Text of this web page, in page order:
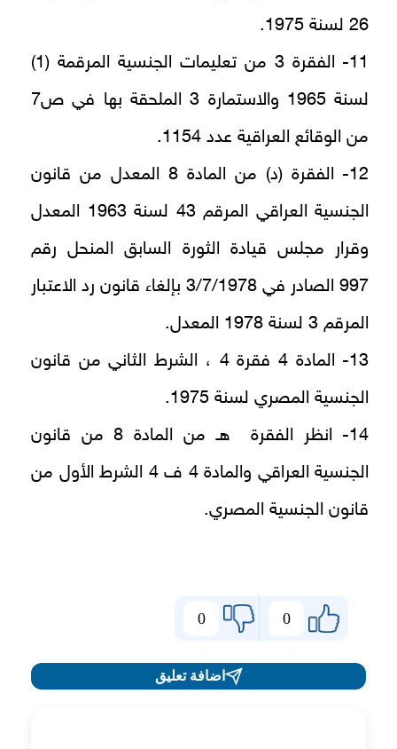
26 لسنة 1975.
11- الفقرة 3 من تعليمات الجنسية المرقمة (1)
لسنة 1965 والاستمارة 3 الملحقة بها في ص7
من الوقائع العراقية عدد 1154.
12- الفقرة (د) من المادة 8 المعدل من قانون
الجنسية العراقي المرقم 43 لسنة 1963 المعدل
وقرار مجلس قيادة الثورة السابق المنحل رقم
997 الصادر في 3/7/1978 بإلغاء قانون رد الاعتبار
المرقم 3 لسنة 1978 المعدل.
13- المادة 4 فقرة 4 ، الشرط الثاني من قانون
الجنسية المصري لسنة 1975.
14- انظر الفقرة هـ من المادة 8 من قانون
الجنسية العراقي والمادة 4 ف 4 الشرط الأول من
قانون الجنسية المصري.
0
0
اضافة تعليق